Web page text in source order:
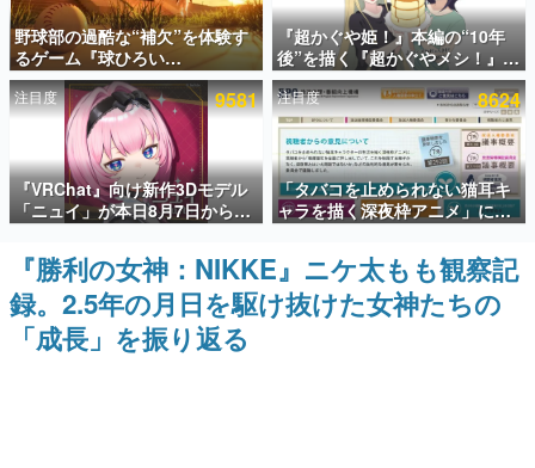
アプリセール情報
インタビュー
連載・特集一覧
殿堂入り記事
SNS拡散数が数千以上！ ページビュー数万以上！ などな
ど。多くの人々に読まれた、電ファミ渾身の“殿堂入り”記
事をまとめました。
ゲームの企画書
名作ゲームクリエイターの方々に製作時のエピソードをお
聞きし、ヒットする企画（ゲーム）とは何か？を探ってい
きます。
野球部の過酷な“補欠”を体験す
るゲーム『球ひろい
Simulator』が「1件」のウィッ
シュリストをもとにチェコ語に
対応しSNSで話題に。『キング
ダム・カム』開発元やチェコの
プロ野球選手から称賛の声
『超かぐや姫！』本編の“10年
後”を描く『超かぐやメシ！』
Web連載決定。新たなWebマン
ガレーベル「ビビビコミック」
にて特別話が掲載スタート、あ
のお話には…まだ続きがある！
注目度 9581
『VRChat』向け新作3Dモデル
「ニュイ」が本日8月7日から
BOOTHにて発売。瞳に光る星
や感情豊かな表情が、小悪魔か
わいい
注目度 8624
「タバコを止められない猫耳キ
ャラを描く深夜枠アニメ」に視
聴者の一部から批判意見。違法
薬物の使用と思しき描写も含め
て、BPOが議論を交わす
『勝利の女神：NIKKE』ニケ太もも観察記
録。2.5年の月日を駆け抜けた女神たちの
「成長」を振り返る